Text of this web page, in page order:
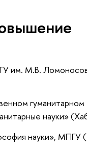
им. М.В.
гуманитарном
науки»
науки», МПГУ